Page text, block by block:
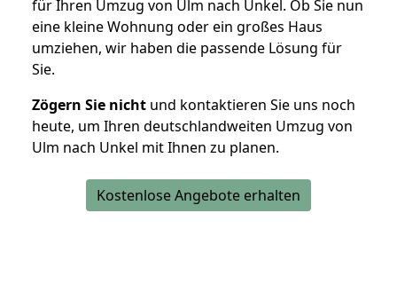
für Ihren Umzug von Ulm nach Unkel. Ob Sie nun
eine kleine Wohnung oder ein großes Haus
umziehen, wir haben die passende Lösung für
Sie.
Zögern Sie nicht und kontaktieren Sie uns noch
heute, um Ihren deutschlandweiten Umzug von
Ulm nach Unkel mit Ihnen zu planen.
Kostenlose Angebote erhalten